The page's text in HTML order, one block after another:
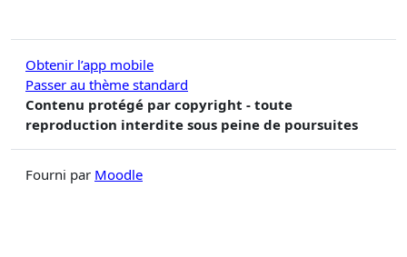
Obtenir l’app mobile
Passer au thème standard
Contenu protégé par copyright - toute
reproduction interdite sous peine de poursuites
Fourni par Moodle